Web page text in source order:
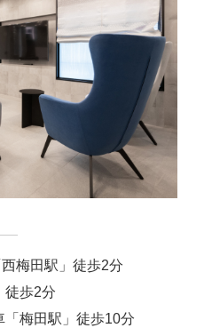
梅田駅」徒歩2分
徒歩2分
梅田駅」徒歩10分